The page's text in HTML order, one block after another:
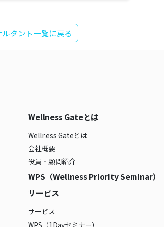
タント一覧に戻る
Wellness Gateとは
Wellness Gateとは
会社概要
役員・顧問紹介
WPS（Wellness Priority Seminar）
サービス
サービス
WPS（1Dayセミナー）